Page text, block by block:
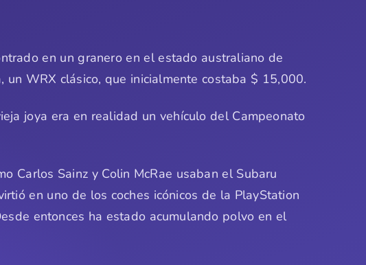
en un granero en el estado australiano de
WRX clásico, que inicialmente costaba $ 15,000.
joya era en realidad un vehículo del Campeonato
Carlos Sainz y Colin McRae usaban el Subaru
en uno de los coches icónicos de la PlayStation
entonces ha estado acumulando polvo en el